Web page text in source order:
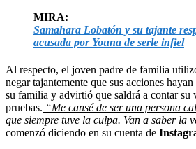
MIRA:
Samahara Lobatón y su tajante
acusada por Youna de serle infiel
Al respecto, el joven padre de familia
negar tajantemente que sus acciones
su familia y advirtió que saldrá a contar su
pruebas. “Me cansé de ser una persona
que siempre tuve la culpa. Van a saber la
comenzó diciendo en su cuenta de